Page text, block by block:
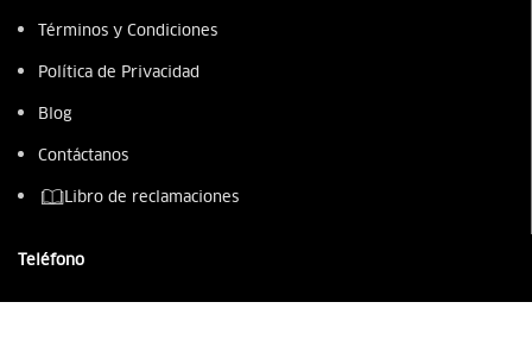
Términos y Condiciones
Política de Privacidad
Blog
Contáctanos
Libro de reclamaciones
Teléfono